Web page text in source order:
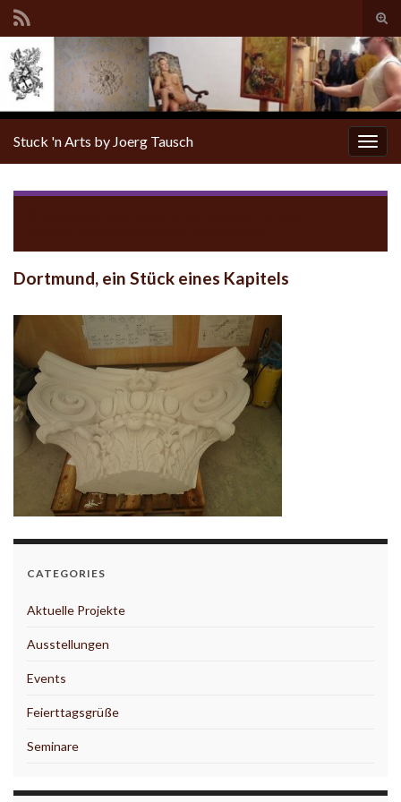
Stuck 'n Arts by Joerg Tausch
Dortmund, ein Stück eines Kapitels
CATEGORIES
Aktuelle Projekte
Ausstellungen
Events
Feierttagsgrüße
Seminare